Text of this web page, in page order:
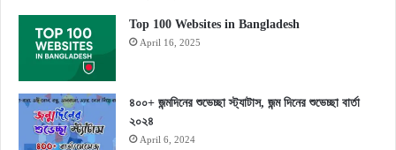
Top 100 Websites in Bangladesh
April 16, 2025
৪০০+ জন্মদিনের শুভেচ্ছা স্ট্যাটাস, জন্ম দিনের শুভেচ্ছা বার্তা
২০২৪
April 6, 2024